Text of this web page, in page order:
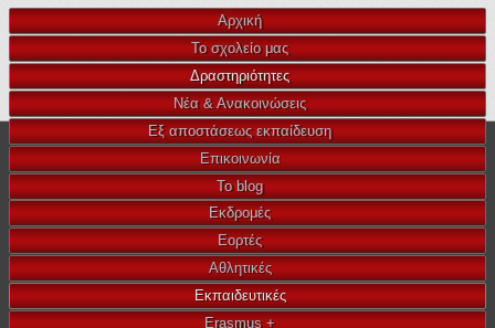
Αρχική
Το σχολείο μας
Δραστηριότητες
Νέα & Ανακοινώσεις
Εξ αποστάσεως εκπαίδευση
Επικοινωνία
Το blog
Εκδρομές
Εορτές
Αθλητικές
Εκπαιδευτικές
Erasmus +